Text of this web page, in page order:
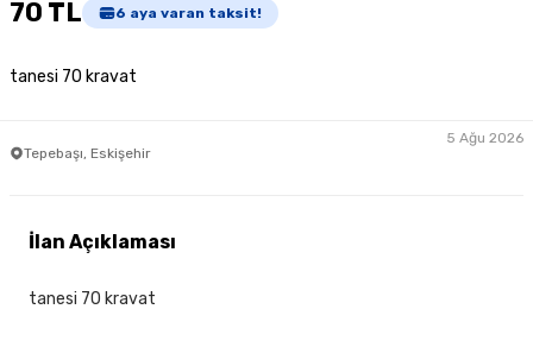
70 TL 6 aya varan taksit!
tanesi 70 kravat
Tepebaşı, Eskişehir
5 Ağu 2026
İlan Açıklaması
tanesi 70 kravat